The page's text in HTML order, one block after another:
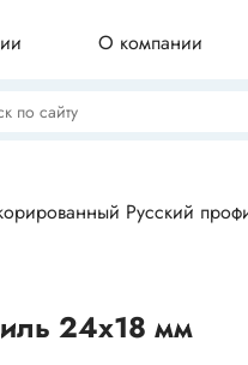
О компании
Русский
24х18 мм